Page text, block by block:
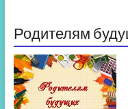
Родителям